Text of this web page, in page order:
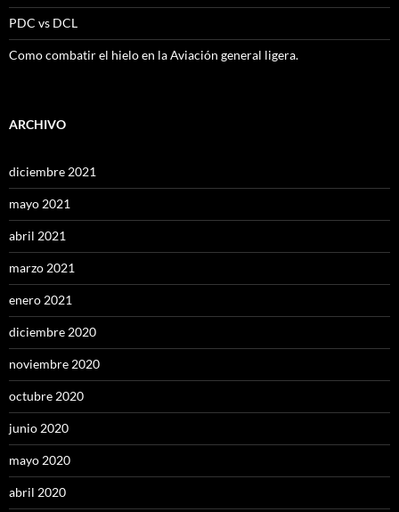
PDC vs DCL
Como combatir el hielo en la Aviación general ligera.
ARCHIVO
diciembre 2021
mayo 2021
abril 2021
marzo 2021
enero 2021
diciembre 2020
noviembre 2020
octubre 2020
junio 2020
mayo 2020
abril 2020